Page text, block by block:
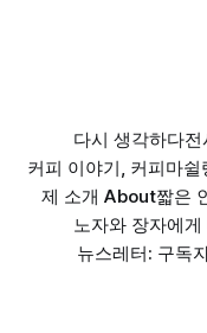
다시 생각하다전
커피 이야기, 커피마쉴
제 소개 About짧은
노자와 장자에
뉴스레터: 구독